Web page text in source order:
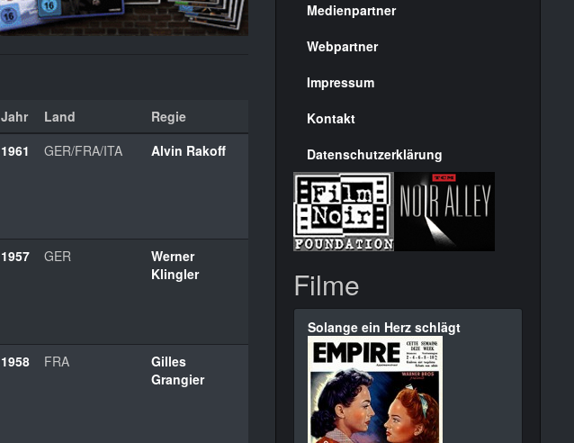
Jahr Land Regie
1961 GER/FRA/ITA Alvin Rakoff
1957 GER
Werner
Klingler
1958 FRA
Gilles
Grangier
Menülinks
rechte
Seite
Medienpartner
Webpartner
Impressum
Kontakt
Datenschutzerklärung
Filme
Solange ein Herz schlägt